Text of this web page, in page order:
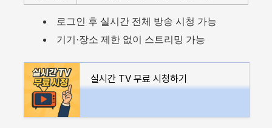
로그인 후 실시간 전체 방송 시청 가능
기기·장소 제한 없이 스트리밍 가능
실시간 TV 무료 시청하기